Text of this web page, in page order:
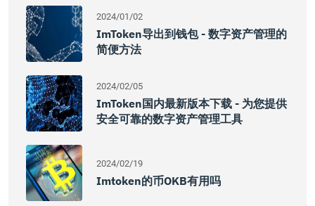
2024/01/02
ImToken导出到钱包 - 数字资产管理的
简便方法
2024/02/05
ImToken国内最新版本下载 - 为您提供
安全可靠的数字资产管理工具
2024/02/19
Imtoken的币OKB有用吗